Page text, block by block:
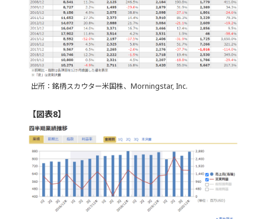
出所：銘柄スカウター米国株、Morningstar, Inc.
【図表8】